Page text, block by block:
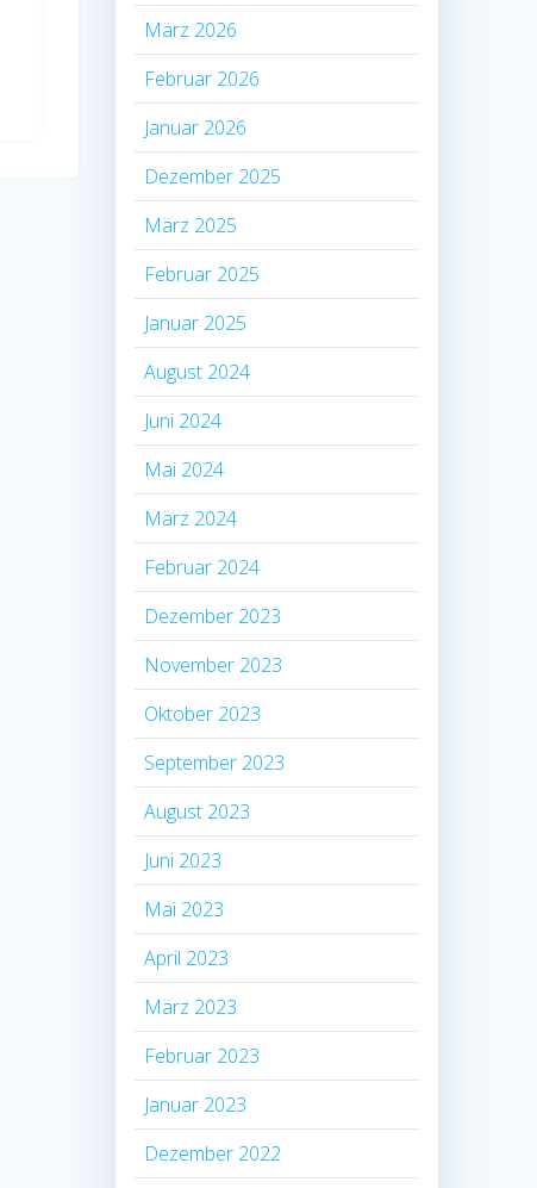
März 2026
Februar 2026
Januar 2026
Dezember 2025
März 2025
Februar 2025
Januar 2025
August 2024
Juni 2024
Mai 2024
März 2024
Februar 2024
Dezember 2023
November 2023
Oktober 2023
September 2023
August 2023
Juni 2023
Mai 2023
April 2023
März 2023
Februar 2023
Januar 2023
Dezember 2022